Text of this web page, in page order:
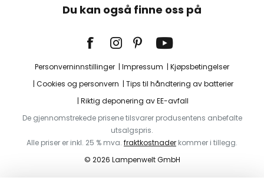
Du kan også finne oss på
Personverninnstillinger Impressum
Kjøpsbetingelser
Cookies og personvern
Tips til håndtering av batterier
Riktig deponering av EE-avfall
De gjennomstrekede prisene tilsvarer produsentens anbefalte
utsalgspris.
Alle priser er inkl. 25 % mva. fraktkostnader kommer i tillegg.
© 2026 Lampenwelt GmbH